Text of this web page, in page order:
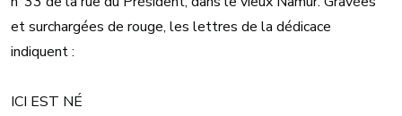
et surchargées de rouge, les lettres de la dédicace
indiquent :
ICI EST NÉ